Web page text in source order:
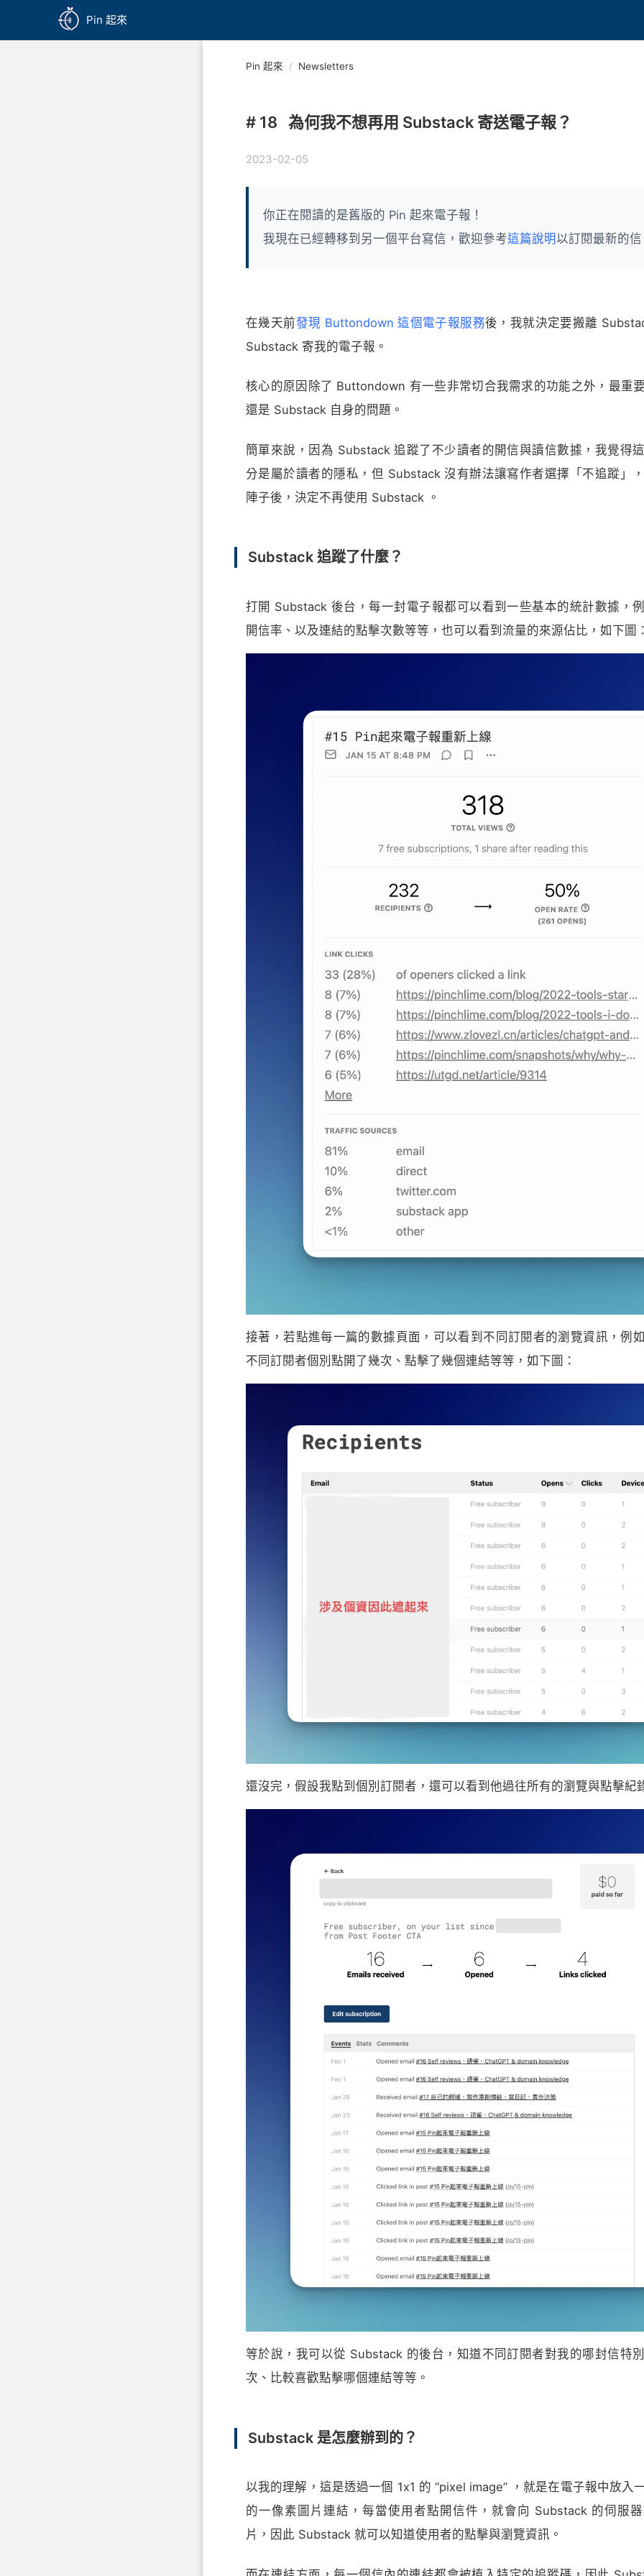
Pin 起來
Pin 起來 / Newsletters
# 18 為何我不想再用 Substack 寄送電子報？
2023-02-05
你正在閱讀的是舊版的 Pin 起來電子報！
我現在已經轉移到另一個平台寫信，歡迎參考這篇說明以訂閱最新的
在幾天前發現 Buttondown 這個電子報服務後，我就決定要搬離
Substack 寄我的電子報。
核心的原因除了 Buttondown 有一些非常切合我需求的功能之外，最重
還是 Substack 自身的問題。
簡單來說，因為 Substack 追蹤了不少讀者的開信與讀信數據，我覺得
分是屬於讀者的隱私，但 Substack 沒有辦法讓寫作者選擇「不追蹤」
陣子後，決定不再使用 Substack 。
Substack 追蹤了什麼？
打開 Substack 後台，每一封電子報都可以看到一些基本的統計數據，
開信率、以及連結的點擊次數等等，也可以看到流量的來源佔比，如下圖
接著，若點進每一篇的數據頁面，可以看到不同訂閱者的瀏覽資訊，例
不同訂閱者個別點開了幾次、點擊了幾個連結等等，如下圖：
還沒完，假設我點到個別訂閱者，還可以看到他過往所有的瀏覽與點擊紀
等於說，我可以從 Substack 的後台，知道不同訂閱者對我的哪封信特
次、比較喜歡點擊哪個連結等等。
Substack 是怎麼辦到的？
以我的理解，這是透過一個 1x1 的 “pixel image” ，就是在電子報中放入
的一像素圖片連結，每當使用者點開信件，就會向 Substack 的伺服
片，因此 Substack 就可以知道使用者的點擊與瀏覽資訊。